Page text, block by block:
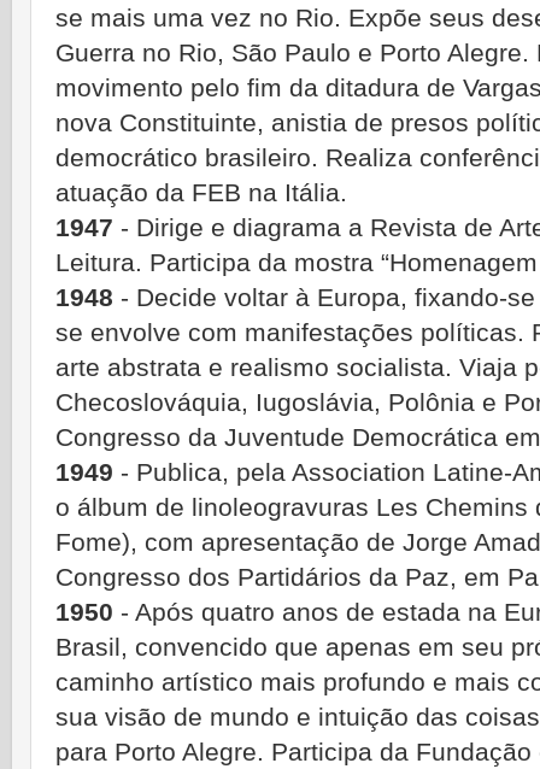
se mais uma vez no Rio. Expõe seus
Guerra no Rio, São Paulo e Porto
movimento pelo fim da ditadura de
nova Constituinte, anistia de presos
democrático brasileiro. Realiza
atuação da FEB na Itália.
1947 - Dirige e diagrama a Revista de
Leitura. Participa da mostra
1948 - Decide voltar à Europa, fixando-
se envolve com manifestações políticas.
arte abstrata e realismo socialista. Viaja
Checoslováquia, Iugoslávia, Polônia e
Congresso da Juventude Democrática
1949 - Publica, pela Association Latine-
o álbum de linoleogravuras Les
Fome), com apresentação de Jorge
Congresso dos Partidários da Paz, em
1950 - Após quatro anos de estada na
Brasil, convencido que apenas em seu
caminho artístico mais profundo e mais
sua visão de mundo e intuição das
para Porto Alegre. Participa da